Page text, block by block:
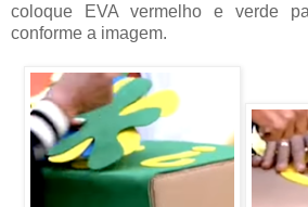
coloque EVA vermelho e verde
conforme a imagem.